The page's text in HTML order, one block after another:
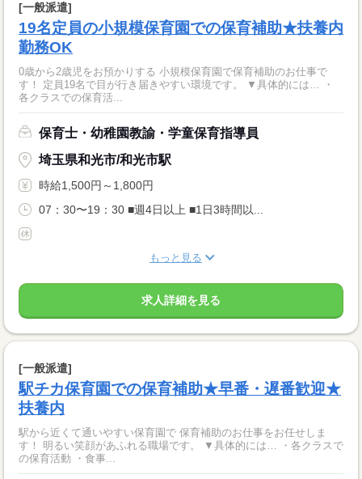
[一般派遣]
19名定員の小規模保育園での保育補助★扶養内
勤務OK
0歳から2歳児をお預かりする 小規模保育園で保育補助のお仕事で
す！ 定員19名で目が行き届きやすい環境です。 ▼具体的には… ・
各クラスでの保育活...
保育士・幼稚園教諭・学童保育指導員
埼玉県和光市/和光市駅
時給1,500円～1,800円
07：30〜19：30 ■週4日以上 ■1日3時間以...
もっと見る
求人詳細を見る
[一般派遣]
駅チカ保育園での保育補助★早番・遅番歓迎★
扶養内
駅から近くて通いやすい保育園で 保育補助のお仕事をお任せしま
す！ 明るい笑顔があふれる職場です。 ▼具体的には… ・各クラスで
の保育活動 ・食事...